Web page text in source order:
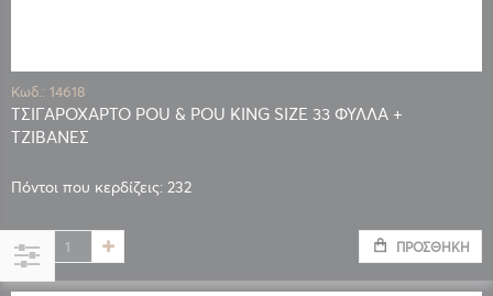
Κωδ.: 14618
ΤΣΙΓΑΡΟΧΑΡΤΟ POU & POU KING SIZE 33 ΦΥΛΛΑ +
ΤΖΙΒΑΝΕΣ
Πόντοι που κερδίζεις: 232
ΠΡΟΣΘΉΚΗ
Αγορά